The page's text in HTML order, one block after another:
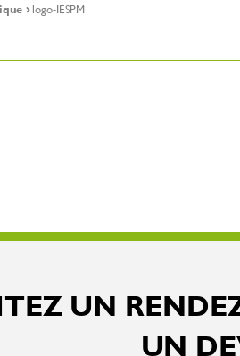
logo-IESPM
UN
UN